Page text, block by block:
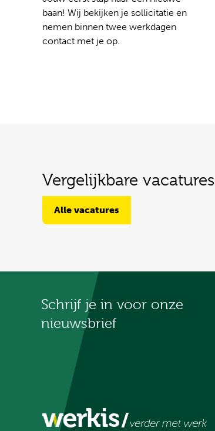
baan! Wij bekijken je sollicitatie en
nemen binnen twee werkdagen
contact met je op.
Vergelijkbare vacatures
Alle vacatures
Schrijf je in voor onze
nieuwsbrief